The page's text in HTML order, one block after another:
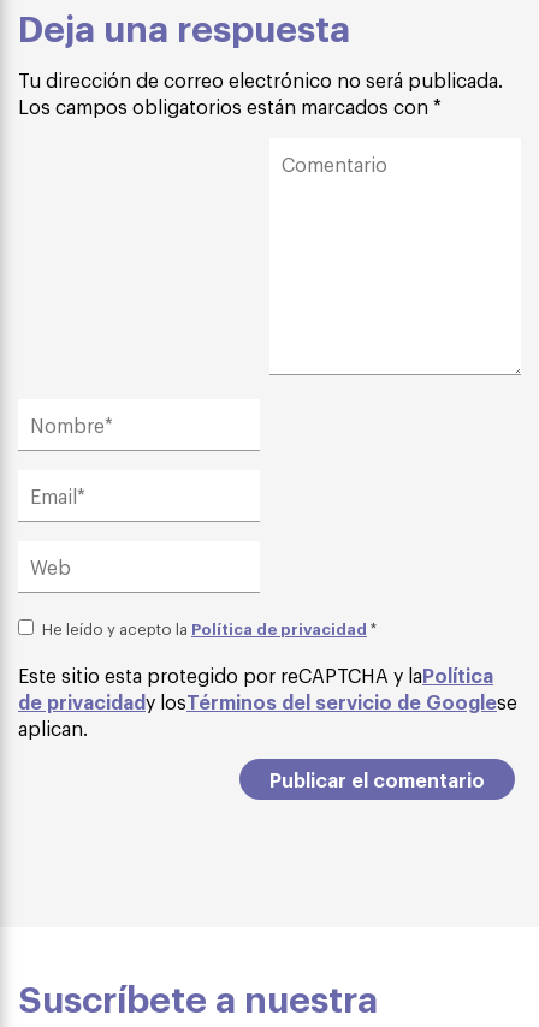
Deja una respuesta
Tu dirección de correo electrónico no será publicada.
Los campos obligatorios están marcados con *
He leído y acepto la Política de privacidad *
Este sitio esta protegido por reCAPTCHA y laPolítica
de privacidady losTérminos del servicio de Googlese
aplican.
Suscríbete a nuestra